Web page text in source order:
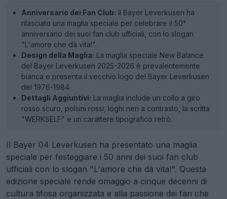
Anniversario dei Fan Club: Il Bayer Leverkusen ha
rilasciato una maglia speciale per celebrare il 50°
anniversario dei suoi fan club ufficiali, con lo slogan
"L'amore che dà vita!".
Design della Maglia: La maglia speciale New Balance
del Bayer Leverkusen 2025-2026 è prevalentemente
bianca e presenta il vecchio logo del Bayer Leverkusen
del 1976-1984.
Dettagli Aggiuntivi: La maglia include un collo a giro
rosso scuro, polsini rossi, loghi neri a contrasto, la scritta
"WERKSELF" e un carattere tipografico retrò.
Il Bayer 04 Leverkusen ha presentato una maglia
speciale per festeggiare i 50 anni dei suoi fan club
ufficiali con lo slogan "L'amore che dà vita!". Questa
edizione speciale rende omaggio a cinque decenni di
cultura tifosa organizzata e alla passione dei fan che